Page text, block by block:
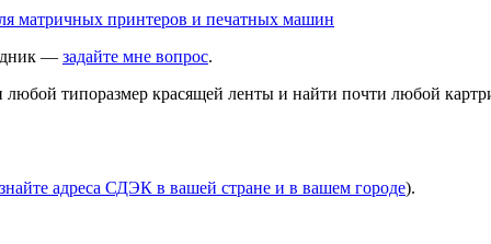
— задайте мне вопрос.
типоразмер красящей ленты и найти почти любой
адреса СДЭК в вашей стране и в вашем городе).